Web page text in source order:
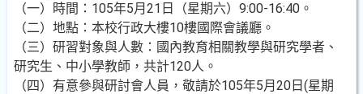
（一）時間：105年5月21日（星期六）9:00-16:40。
（二）地點：本校行政大樓10樓國際會議廳。
（三）研習對象與人數：國內教育相關教學與研究學者、
研究生、中小學教師，共計120人。
（四）有意參與研討會人員，敬請於105年5月20日(星期